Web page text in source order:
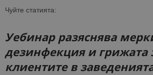
Чуйте статията:
Уебинар разяснява
дезинфекция и грижата
клиентите в